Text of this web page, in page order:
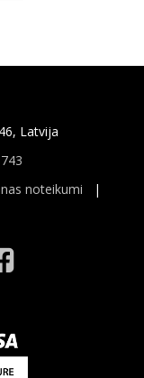
Latvija
noteikumi |